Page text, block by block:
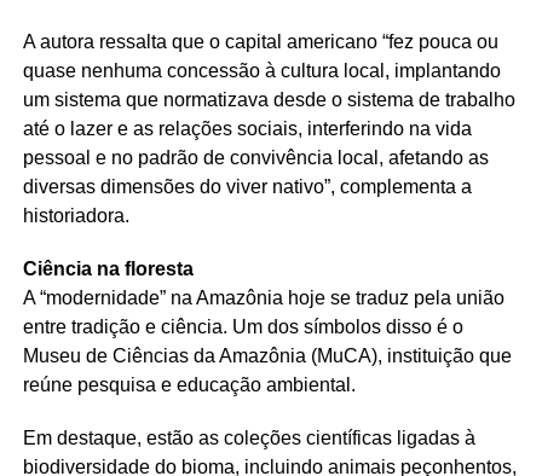
A autora ressalta que o capital americano “fez pouca ou
quase nenhuma concessão à cultura local, implantando
um sistema que normatizava desde o sistema de trabalho
até o lazer e as relações sociais, interferindo na vida
pessoal e no padrão de convivência local, afetando as
diversas dimensões do viver nativo”, complementa a
historiadora.
Ciência na floresta
A “modernidade” na Amazônia hoje se traduz pela união
entre tradição e ciência. Um dos símbolos disso é o
Museu de Ciências da Amazônia (MuCA), instituição que
reúne pesquisa e educação ambiental.
Em destaque, estão as coleções científicas ligadas à
biodiversidade do bioma, incluindo animais peçonhentos,